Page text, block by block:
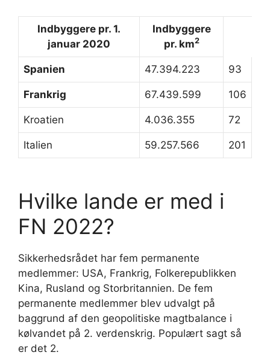
Indbyggere pr. 1.
januar 2020
Indbyggere
pr. km2
Spanien 47.394.223 93
Frankrig 67.439.599 106
Kroatien 4.036.355 72
Italien 59.257.566 201
Hvilke lande er med i
FN 2022?
Sikkerhedsrådet har fem permanente
medlemmer: USA, Frankrig, Folkerepublikken
Kina, Rusland og Storbritannien. De fem
permanente medlemmer blev udvalgt på
baggrund af den geopolitiske magtbalance i
kølvandet på 2. verdenskrig. Populært sagt så
er det 2.